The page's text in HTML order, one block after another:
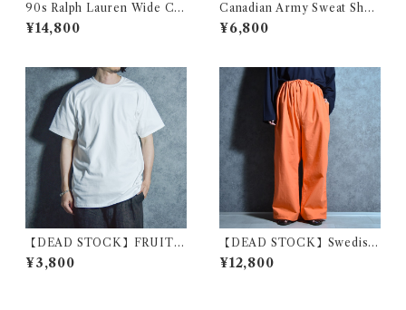
90s Ralph Lauren Wide Col
lar Stripe Shirts Purple ラ
ルフローレン ワイドカラー ス
¥14,800
Canadian Army Sweat Shor
t-Pants カナダ軍 スウェット
ショーツ
¥6,800
【DEAD STOCK】FRUIT
OF THE LOOM Euro Mod
el T Shirt White フルーツオ
¥3,800
【DEAD STOCK】Swedish
Army M40 Snow Camoufla
ge Pants Orange スウェーデ
¥12,800